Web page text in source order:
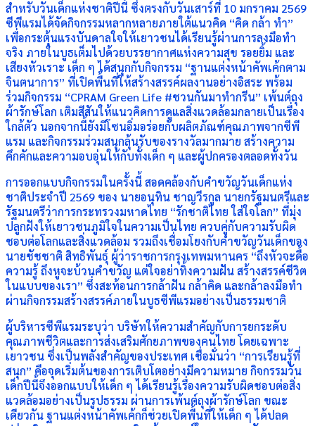
สำหรับวันเด็กแห่งชาติปีนี้ ซึ่งตรงกับวันเสาร์ที่ 10 มกราคม 2569
ซีพีแรมได้จัดกิจกรรมหลากหลายภายใต้แนวคิด “คิด กล้า ทำ”
เพื่อกระตุ้นแรงบันดาลใจให้เยาวชนได้เรียนรู้ผ่านการลงมือทำ
จริง ภายในบูธเต็มไปด้วยบรรยากาศแห่งความสุข รอยยิ้ม และ
เสียงหัวเราะ เด็ก ๆ ได้สนุกกับกิจกรรม “ฐานแต่งหน้าคัพเค้กตาม
จินตนาการ” ที่เปิดพื้นที่ให้สร้างสรรค์ผลงานอย่างอิสระ พร้อม
ร่วมกิจกรรม “CPRAM Green Life #ชวนกันมาทำกรีน” เพ้นต์ถุง
ผ้ารักษ์โลก เติมสีสันให้แนวคิดการดูแลสิ่งแวดล้อมกลายเป็นเรื่อง
ใกล้ตัว นอกจากนี้ยังมีโซนอิ่มอร่อยกับผลิตภัณฑ์คุณภาพจากซีพี
แรม และกิจกรรมร่วมสนุกลุ้นรับของรางวัลมากมาย สร้างความ
คึกคักและความอบอุ่นให้กับทั้งเด็ก ๆ และผู้ปกครองตลอดทั้งวัน
การออกแบบกิจกรรมในครั้งนี้ สอดคล้องกับคำขวัญวันเด็กแห่ง
ชาติประจำปี 2569 ของ นายอนุทิน ชาญวีรกูล นายกรัฐมนตรีและ
รัฐมนตรีว่าการกระทรวงมหาดไทย “รักชาติไทย ใส่ใจโลก” ที่มุ่ง
ปลูกฝังให้เยาวชนภูมิใจในความเป็นไทย ควบคู่กับความรับผิด
ชอบต่อโลกและสิ่งแวดล้อม รวมถึงเชื่อมโยงกับคำขวัญวันเด็กของ
นายชัชชาติ สิทธิพันธุ์ ผู้ว่าราชการกรุงเทพมหานคร “ถึงหัวจะดื้อ
ความรู้ ถึงหูจะบ้วนคำขวัญ แต่ใจอย่าทิ้งความฝัน สร้างสรรค์ชีวิต
ในแบบของเรา” ซึ่งสะท้อนการกล้าฝัน กล้าคิด และกล้าลงมือทำ
ผ่านกิจกรรมสร้างสรรค์ภายในบูธซีพีแรมอย่างเป็นธรรมชาติ
ผู้บริหารซีพีแรมระบุว่า บริษัทให้ความสำคัญกับการยกระดับ
คุณภาพชีวิตและการส่งเสริมศักยภาพของคนไทย โดยเฉพาะ
เยาวชน ซึ่งเป็นพลังสำคัญของประเทศ เชื่อมั่นว่า “การเรียนรู้ที่
สนุก” คือจุดเริ่มต้นของการเติบโตอย่างมีความหมาย กิจกรรมวัน
เด็กปีนี้จึงออกแบบให้เด็ก ๆ ได้เรียนรู้เรื่องความรับผิดชอบต่อสิ่ง
แวดล้อมอย่างเป็นรูปธรรม ผ่านการเพ้นต์ถุงผ้ารักษ์โลก ขณะ
เดียวกัน ฐานแต่งหน้าคัพเค้กก็ช่วยเปิดพื้นที่ให้เด็ก ๆ ได้ปลด